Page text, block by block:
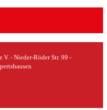
- Nieder-Röder Str. 99 -